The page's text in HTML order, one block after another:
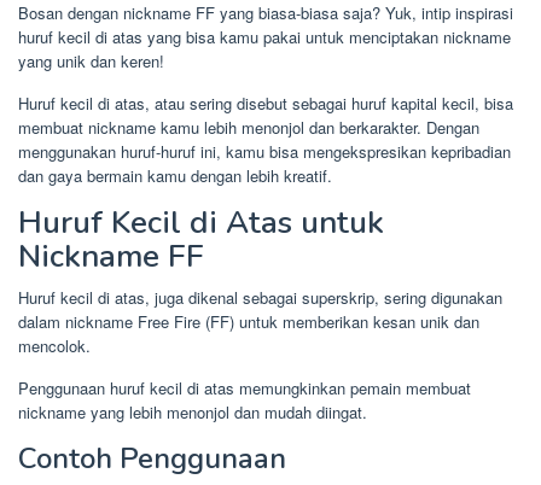
Bosan dengan nickname FF yang biasa-biasa saja? Yuk, intip inspirasi
huruf kecil di atas yang bisa kamu pakai untuk menciptakan nickname
yang unik dan keren!
Huruf kecil di atas, atau sering disebut sebagai huruf kapital kecil, bisa
membuat nickname kamu lebih menonjol dan berkarakter. Dengan
menggunakan huruf-huruf ini, kamu bisa mengekspresikan kepribadian
dan gaya bermain kamu dengan lebih kreatif.
Huruf Kecil di Atas untuk
Nickname FF
Huruf kecil di atas, juga dikenal sebagai superskrip, sering digunakan
dalam nickname Free Fire (FF) untuk memberikan kesan unik dan
mencolok.
Penggunaan huruf kecil di atas memungkinkan pemain membuat
nickname yang lebih menonjol dan mudah diingat.
Contoh Penggunaan